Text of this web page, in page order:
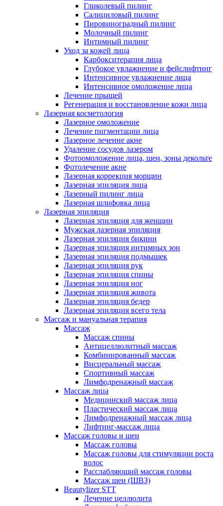
Гликолевый пилинг
Салициловый пилинг
Пировиноградный пилинг
Молочный пилинг
Интимный пилинг
Уход за кожей лица
Карбокситерапия лица
Глубокое увлажнение и фейслифтинг
Интенсивное увлажнение лица
Интенсивное омоложение лица
Лечение прыщей
Регенерация и восстановление кожи лица
Лазерная косметология
Лазерное омоложение
Лечение пигментации лица
Лазерное лечение акне
Удаление сосудов лазером
Фотоомоложение лица, шеи, зоны декольте
Фотолечение акне
Лазерная коррекция морщин
Лазерная эпиляция лица
Лазерный пилинг лица
Лазерная шлифовка лица
Лазерная эпиляция
Лазерная эпиляция для женщин
Мужская лазерная эпиляция
Лазерная эпиляция бикини
Лазерная эпиляция интимных зон
Лазерная эпиляция подмышек
Лазерная эпиляция рук
Лазерная эпиляция спины
Лазерная эпиляция ног
Лазерная эпиляция живота
Лазерная эпиляция бедер
Лазерная эпиляция всего тела
Массаж и мануальная терапия
Массаж
Массаж спины
Антицеллюлитный массаж
Комбинированный массаж
Висцеральный массаж
Спортивный массаж
Лимфодренажный массаж
Массаж лица
Медицинский массаж лица
Пластический массаж лица
Лимфодренажный массаж лица
Лифтинг-массаж лица
Массаж головы и шеи
Массаж головы
Массаж головы для стимуляции роста
волос
Расслабляющий массаж головы
Массаж шеи (ШВЗ)
Beautylizer STT
Лечение целлюлита